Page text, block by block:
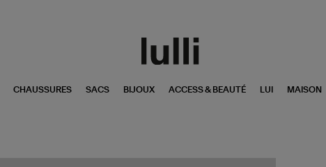
CHAUSSURES SACS BIJOUX ACCESS & BEAUTÉ LUI MAISON